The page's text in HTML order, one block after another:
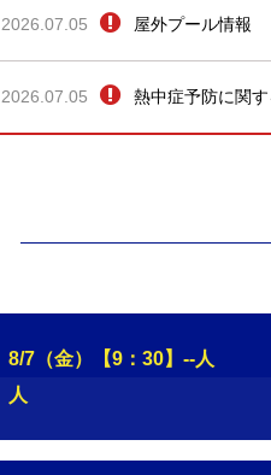
2026.07.05 屋外プール情報
2026.07.05 熱中症予防に関
8/7（金）【9：30】--